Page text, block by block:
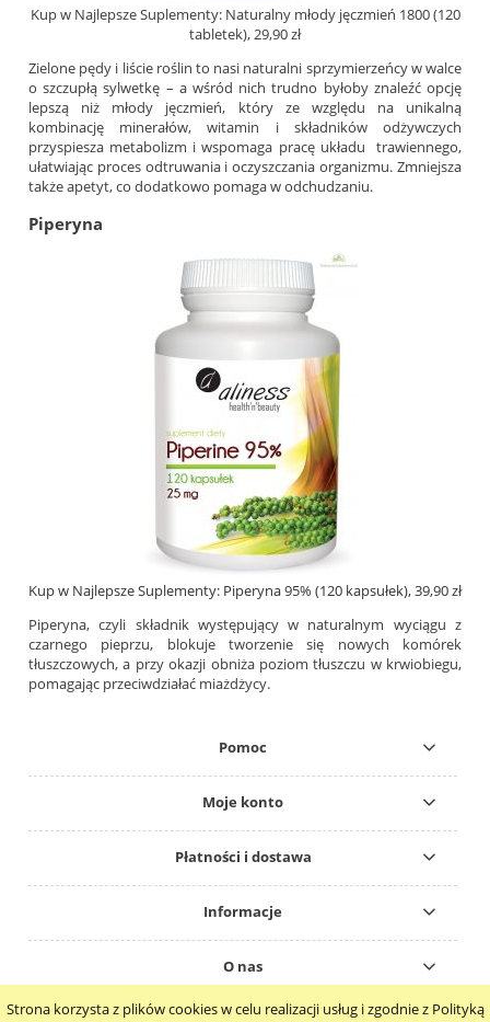
Strona korzysta z plików cookies w celu realizacji usług i zgodnie z Polityką
Kup w Najlepsze Suplementy: Naturalny młody jęczmień 1800 (120
tabletek), 29,90 zł
Zielone pędy i liście roślin to nasi naturalni sprzymierzeńcy w walce
o szczupłą sylwetkę – a wśród nich trudno byłoby znaleźć opcję
lepszą niż młody jęczmień, który ze względu na unikalną
kombinację minerałów, witamin i składników odżywczych
przyspiesza metabolizm i wspomaga pracę układu trawiennego,
ułatwiając proces odtruwania i oczyszczania organizmu. Zmniejsza
także apetyt, co dodatkowo pomaga w odchudzaniu.
Piperyna
Kup w Najlepsze Suplementy: Piperyna 95% (120 kapsułek), 39,90 zł
Piperyna, czyli składnik występujący w naturalnym wyciągu z
czarnego pieprzu, blokuje tworzenie się nowych komórek
tłuszczowych, a przy okazji obniża poziom tłuszczu w krwiobiegu,
pomagając przeciwdziałać miażdżycy.
Pomoc
Moje konto
Płatności i dostawa
Informacje
O nas